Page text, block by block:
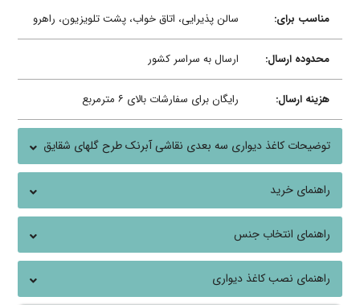
مناسب برای: سالن پذیرایی، اتاق خواب، پشت تلویزیون، راهرو
محدوده ارسال: ارسال به سراسر کشور
هزینه ارسال: رایگان برای سفارشات بالای ۶ مترمربع
توضیحات کاغذ دیواری سه بعدی نقاشی آبرنک طرح گلهای شقایق
راهنمای خرید
راهنمای انتخاب جنس
راهنمای نصب کاغذ دیواری